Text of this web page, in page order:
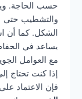
حسب الحاجة.
والتشطيب حتى
الشكل. كما أن
يساعد في
مع العوامل
إذا كنت تحتاج
فإن الاعتماد على